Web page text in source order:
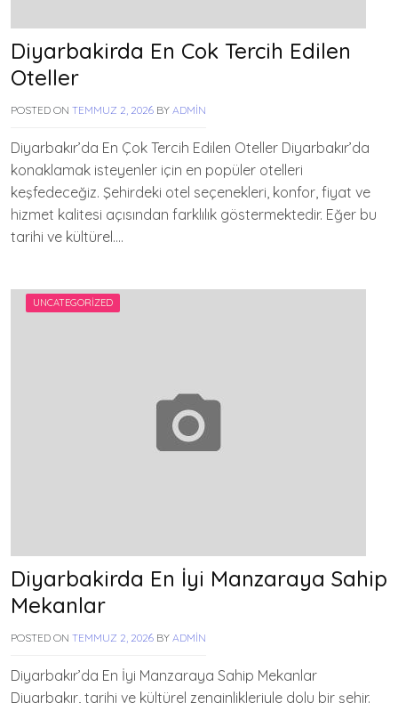
Diyarbakirda En Cok Tercih Edilen
Oteller
POSTED ON TEMMUZ 2, 2026 BY ADMIN
Diyarbakır’da En Çok Tercih Edilen Oteller Diyarbakır’da
konaklamak isteyenler için en popüler otelleri
keşfedeceğiz. Şehirdeki otel seçenekleri, konfor, fiyat ve
hizmet kalitesi açısından farklılık göstermektedir. Eğer bu
tarihi ve kültürel….
UNCATEGORIZED
Diyarbakirda En İyi Manzaraya Sahip
Mekanlar
POSTED ON TEMMUZ 2, 2026 BY ADMIN
Diyarbakır’da En İyi Manzaraya Sahip Mekanlar
Diyarbakır, tarihi ve kültürel zenginlikleriyle dolu bir şehir.